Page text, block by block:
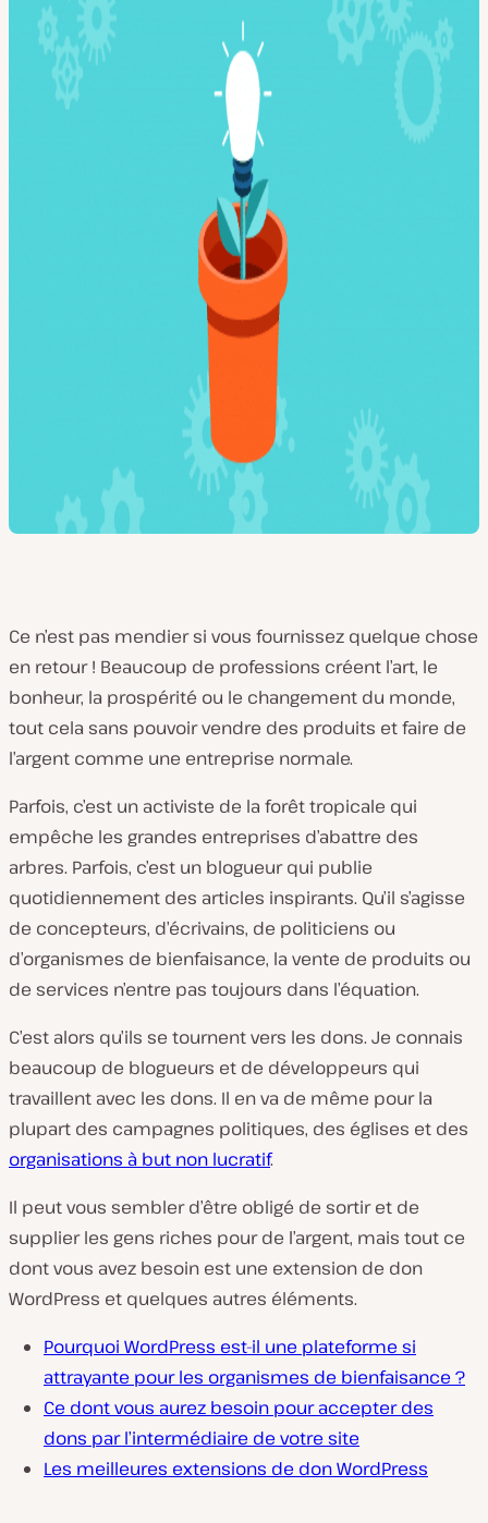
Ce n’est pas mendier si vous fournissez quelque chose
en retour ! Beaucoup de professions créent l’art, le
bonheur, la prospérité ou le changement du monde,
tout cela sans pouvoir vendre des produits et faire de
l’argent comme une entreprise normale.
Parfois, c’est un activiste de la forêt tropicale qui
empêche les grandes entreprises d’abattre des
arbres. Parfois, c’est un blogueur qui publie
quotidiennement des articles inspirants. Qu’il s’agisse
de concepteurs, d’écrivains, de politiciens ou
d’organismes de bienfaisance, la vente de produits ou
de services n’entre pas toujours dans l’équation.
C’est alors qu’ils se tournent vers les dons. Je connais
beaucoup de blogueurs et de développeurs qui
travaillent avec les dons. Il en va de même pour la
plupart des campagnes politiques, des églises et des
organisations à but non lucratif.
Il peut vous sembler d’être obligé de sortir et de
supplier les gens riches pour de l’argent, mais tout ce
dont vous avez besoin est une extension de don
WordPress et quelques autres éléments.
Pourquoi WordPress est-il une plateforme si
attrayante pour les organismes de bienfaisance ?
Ce dont vous aurez besoin pour accepter des
dons par l’intermédiaire de votre site
Les meilleures extensions de don WordPress